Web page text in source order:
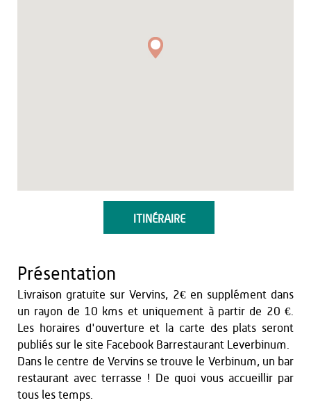
ITINÉRAIRE
Présentation
Livraison gratuite sur Vervins, 2€ en supplément dans
un rayon de 10 kms et uniquement à partir de 20 €.
Les horaires d'ouverture et la carte des plats seront
publiés sur le site Facebook Barrestaurant Leverbinum.
Dans le centre de Vervins se trouve le Verbinum, un bar
restaurant avec terrasse ! De quoi vous accueillir par
tous les temps.